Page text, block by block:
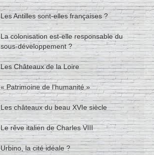
Les Antilles sont-elles françaises ?
La colonisation est-elle responsable du
sous-développement ?
Les Châteaux de la Loire
« Patrimoine de l'humanité »
Les châteaux du beau XVIe siècle
Le rêve italien de Charles VIII
Urbino, la cité idéale ?